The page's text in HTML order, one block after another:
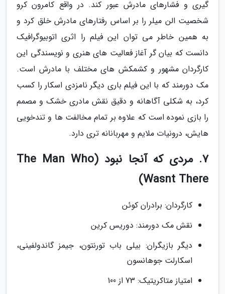
گیری و فشارهای مادرش عبور کند. در واقع کامرون کرو
شخصیت الن میلر را بر اساس رفتارهای مادرش خلق کرد و
به همین خاطر می توان این فیلم را اثری اتوبیوگرافیک
دانست که بیان گر آغاز فعالیت های هنری و نویسندگی این
کارگردان مشهور و کشمکش های مختلف با مادرش است.
مک دورمند که با این فیلم باری دیگر نامزدی اسکار را کسب
کرد، به شکلی آگاهانه و دقیق نقش مادری خشک و مصمم
را بازی نموده است که علاوه بر تمام مخالفت ها و تندخویی
هایش، درونیات ملایم و مهربانانه تری دارد.
7. مردی که آنجا نبود (The Man Who
Wasnt There)
کارگردان: برادران کوئن
نقش مک دورمند: دوریس کرین
دیگر بازیگران: بیلی باب تورنتون، جیمز گاندولفینی،
اسکارلت جوهانسون
امتیاز متاکریتیک: 73 از 100